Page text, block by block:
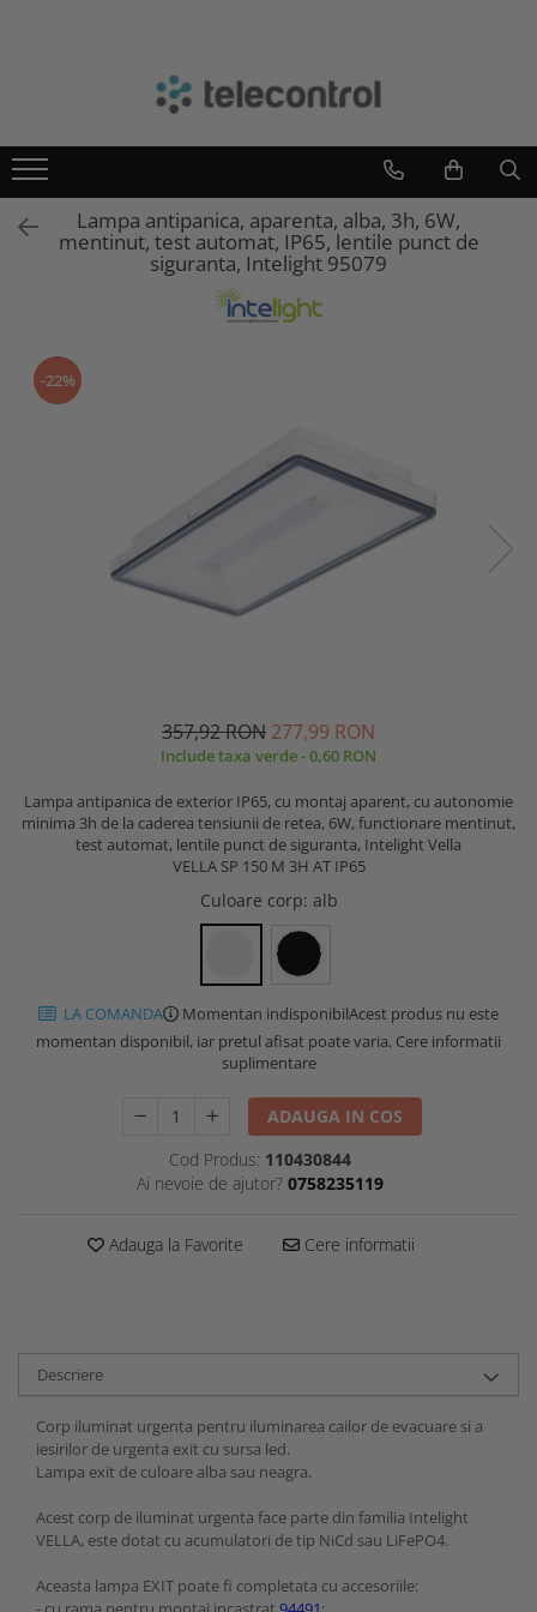
Teletask
Intelight
Hikvision
Lampa antipanica, aparenta, alba, 3h, 6W,
mentinut, test automat, IP65, lentile punct de
siguranta, Intelight 95079
-22%
357,92 RON 277,99 RON
Include taxa verde - 0,60 RON
Lampa antipanica de exterior IP65, cu montaj aparent, cu autonomie
minima 3h de la caderea tensiunii de retea, 6W, functionare mentinut,
test automat, lentile punct de siguranta, Intelight Vella
VELLA SP 150 M 3H AT IP65
Culoare corp: alb
LA COMANDA Momentan indisponibilAcest produs nu este
momentan disponibil, iar pretul afisat poate varia. Cere informatii
suplimentare
ADAUGA IN COS
Cod Produs: 110430844
Ai nevoie de ajutor? 0758235119
Adauga la Favorite Cere informatii
Descriere
Corp iluminat urgenta pentru iluminarea cailor de evacuare si a
iesirilor de urgenta exit cu sursa led.
Lampa exit de culoare alba sau neagra.
Acest corp de iluminat urgenta face parte din familia Intelight
VELLA, este dotat cu acumulatori de tip NiCd sau LiFePO4.
Aceasta lampa EXIT poate fi completata cu accesoriile: